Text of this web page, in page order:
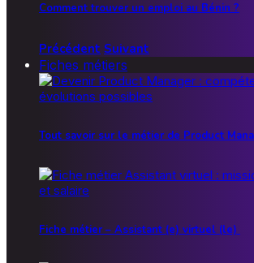
Comment trouver un emploi au Bénin ?
Précédent Suivant
Fiches métiers
Tout savoir sur le métier de Product
Fiche métier – Assistant (e) virtuel (le)